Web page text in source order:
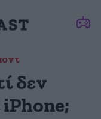
δεν
iPhone;